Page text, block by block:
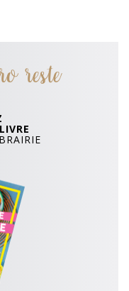
reste